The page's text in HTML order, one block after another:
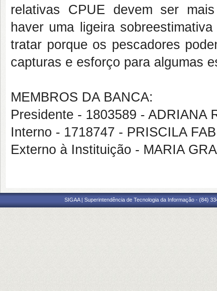
relativas CPUE devem ser
haver uma ligeira
tratar porque os pescadores
capturas e esforço para algumas
MEMBROS DA BANCA:
Presidente - 1803589 - ADRIANA
Interno - 1718747 - PRISCILA
Externo à Instituição - MARIA
SIGAA | Superintendência de Tecnologia da Informação - (84)